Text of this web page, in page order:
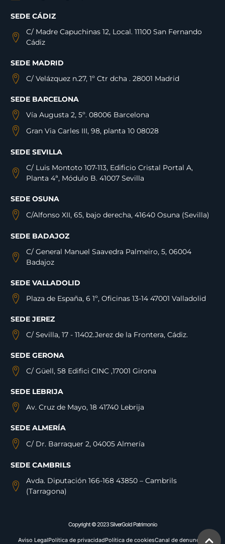
SEDE CÁDIZ
C/ Madre Capuchinas 12, Local. 11100 San Fernando
Cádiz
SEDE MADRID
C/ Velázquez n.27, 1º Ctr dcha . 28001 Madrid
SEDE BARCELONA
Vía Augusta 2, 5º. 08006 Barcelona
Gran Via Carles III, 98, planta 10 08028
SEDE SEVILLA
C/ Luis Montoto 107-113, Edificio Cristal Portal A,
Planta 4ª, Módulo B. 41007 Sevilla
SEDE OSUNA
C/Alfonso XII, 65, bajo derecha, 41640 Osuna (Sevilla)
SEDE BADAJOZ
C/ General Manuel Saavedra Palmeiro, 5, 06004
Badajoz
SEDE VALLADOLID
Plaza de España, 6 1º, Oficinas 13-14 47001 Valladolid
SEDE JEREZ
C/ Sevilla, 17 - 11402.Jerez de la Frontera, Cádiz.
SEDE GERONA
C/ Güell, 58 Edifici CINC ,17001 Girona
SEDE LEBRIJA
Av. Cruz de Mayo, 18 41740 Lebrija
SEDE ALMERÍA
C/ Dr. Barraquer 2, 04005 Almería
SEDE CAMBRILS
Avda. Diputación 166-168 43850 – Cambrils
(Tarragona)
Copyright © 2023 SilverGold Patrimonio
Aviso LegalPolítica de privacidadPolítica de cookiesCanal de denuncias